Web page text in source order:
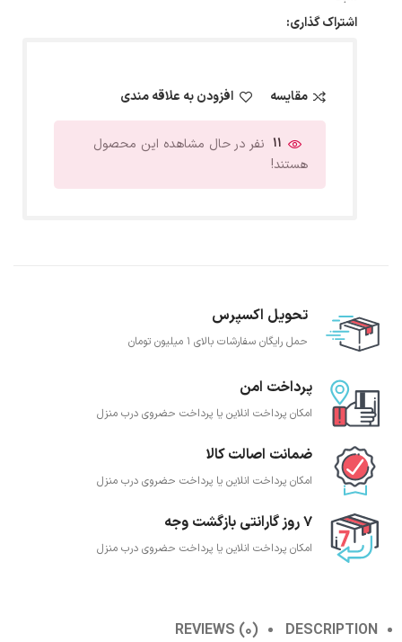
اشتراک گذاری:
مقایسه افزودن به علاقه مندی
11 نفر در حال مشاهده این محصول
هستند!
تحویل اکسپرس
حمل رایگان سفارشات بالای 1 میلیون تومان
پرداخت امن
امکان پرداخت انلاین یا پرداخت حضروی درب منزل
ضمانت اصالت کالا
امکان پرداخت انلاین یا پرداخت حضروی درب منزل
7 روز گارانتی بازگشت وجه
امکان پرداخت انلاین یا پرداخت حضروی درب منزل
DESCRIPTION
REVIEWS (0)